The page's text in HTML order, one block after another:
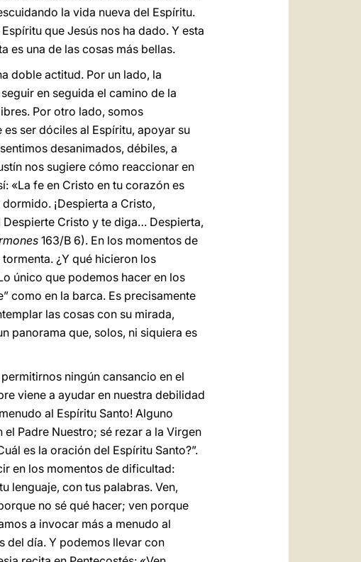
la vida nueva del Espíritu.
que Jesús nos ha dado. Y esta
es una de las cosas más bellas.
doble actitud. Por un lado, la
en seguida el camino de la
Por otro lado, somos
ser dóciles al Espíritu, apoyar su
desanimados, débiles, a
nos sugiere cómo reaccionar en
«La fe en Cristo en tu corazón es
¡Despierta a Cristo,
Cristo y te diga… Despierta,
163/B 6). En los momentos de
¿Y qué hicieron los
único que podemos hacer en los
como en la barca. Es precisamente
las cosas con su mirada,
panorama que, solos, ni siquiera es
ningún cansancio en el
viene a ayudar en nuestra debilidad
al Espíritu Santo! Alguno
Padre Nuestro; sé rezar a la Virgen
es la oración del Espíritu Santo?”.
en los momentos de dificultad:
lenguaje, con tus palabras. Ven,
no sé qué hacer; ven porque
a invocar más a menudo al
del día. Y podemos llevar con